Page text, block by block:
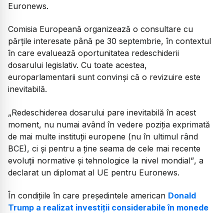
Euronews.
Comisia Europeană organizează o consultare cu
părțile interesate până pe 30 septembrie, în contextul
în care evaluează oportunitatea redeschiderii
dosarului legislativ. Cu toate acestea,
europarlamentarii sunt convinși că o revizuire este
inevitabilă.
„Redeschiderea dosarului pare inevitabilă în acest
moment, nu numai având în vedere poziția exprimată
de mai multe instituții europene (nu în ultimul rând
BCE), ci și pentru a ține seama de cele mai recente
evoluții normative și tehnologice la nivel mondial”, a
declarat un diplomat al UE pentru Euronews.
În condițiile în care președintele american Donald
Trump a realizat investiții considerabile în monede